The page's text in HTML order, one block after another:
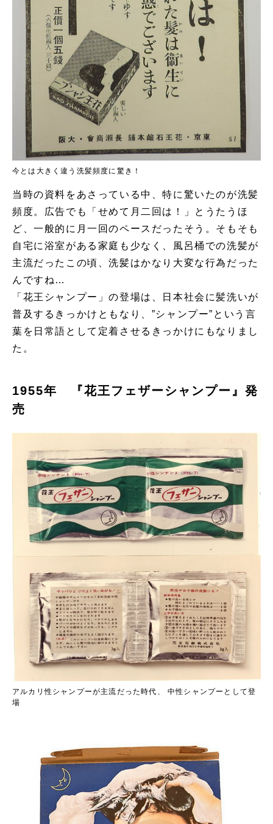
今とは大きく違う洗髪頻度に驚き！
当時の資料をあさっている中、特に驚いたのが洗髪
頻度。広告でも「せめて月二回は！」とうたうほ
ど、一般的に月一回のペースだったそう。そもそも
自宅に浴室がある家庭も少なく、風呂桶での洗髪が
主流だったこの頃、洗髪はかなり大変な行為だった
んですね…
「花王シャンプー」の登場は、日本社会に髪洗いが
普及するきっかけともなり、”シャンプー”という言
葉を日常語として定着させるきっかけにもなりまし
た。
1955年 『花王フェザーシャンプー』発
売
アルカリ性シャンプーが主流だった時代、 中性シャンプーとして登
場